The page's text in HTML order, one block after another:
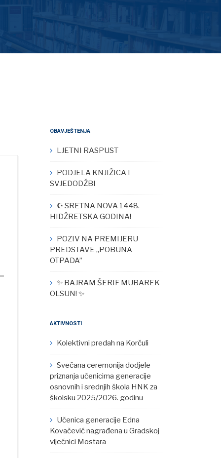
OBAVJEŠTENJA
LJETNI RASPUST
PODJELA KNJIŽICA I
SVJEDODŽBI
☪︎ SRETNA NOVA 1448.
HIDŽRETSKA GODINA!
POZIV NA PREMIJERU
PREDSTAVE „POBUNA
OTPADA”
✨ BAJRAM ŠERIF MUBAREK
OLSUN! ✨
AKTIVNOSTI
Kolektivni predah na Korčuli
Svečana ceremonija dodjele
priznanja učenicima generacije
osnovnih i srednjih škola HNK za
školsku 2025/2026. godinu
Učenica generacije Edna
Kovačević nagrađena u Gradskoj
vijećnici Mostara